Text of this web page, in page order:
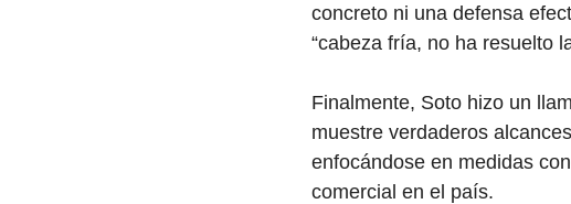
concreto ni una defensa
“cabeza fría, no ha resuelto
Finalmente, Soto hizo un
muestre verdaderos
enfocándose en medidas
comercial en el país.